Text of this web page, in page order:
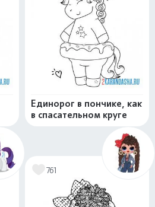
Единорог в пончике, как
в спасательном круге
761